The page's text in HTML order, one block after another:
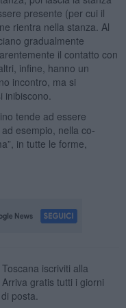
presente (per cui il
rientra nella stanza. Al
gradualmente
il contatto con
infine, hanno un
incontro, ma si
tende ad essere
esempio, nella co-
in tutte le forme,
iscriviti alla
Arriva gratis tutti i giorni
posta.